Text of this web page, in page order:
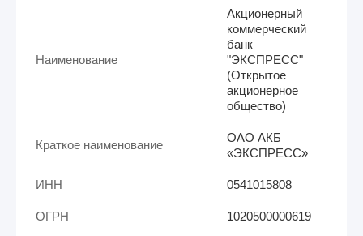
Наименование
Акционерный
коммерческий
банк
"ЭКСПРЕСС"
(Открытое
акционерное
общество)
Краткое наименование
ОАО АКБ
«ЭКСПРЕСС»
ИНН 0541015808
ОГРН 1020500000619